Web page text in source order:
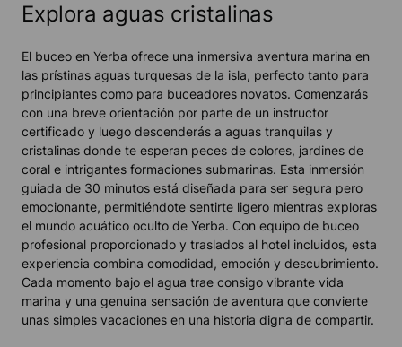
Explora aguas cristalinas
El buceo en Yerba ofrece una inmersiva aventura marina en
las prístinas aguas turquesas de la isla, perfecto tanto para
principiantes como para buceadores novatos. Comenzarás
con una breve orientación por parte de un instructor
certificado y luego descenderás a aguas tranquilas y
cristalinas donde te esperan peces de colores, jardines de
coral e intrigantes formaciones submarinas. Esta inmersión
guiada de 30 minutos está diseñada para ser segura pero
emocionante, permitiéndote sentirte ligero mientras exploras
el mundo acuático oculto de Yerba. Con equipo de buceo
profesional proporcionado y traslados al hotel incluidos, esta
experiencia combina comodidad, emoción y descubrimiento.
Cada momento bajo el agua trae consigo vibrante vida
marina y una genuina sensación de aventura que convierte
unas simples vacaciones en una historia digna de compartir.